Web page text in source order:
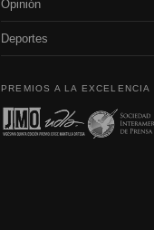
Opinión
Deportes
PREMIOS A LA